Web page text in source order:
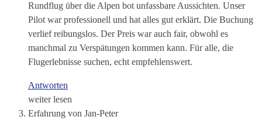
Rundflug über die Alpen bot unfassbare Aussichten. Unser
Pilot war professionell und hat alles gut erklärt. Die Buchung
verlief reibungslos. Der Preis war auch fair, obwohl es
manchmal zu Verspätungen kommen kann. Für alle, die
Flugerlebnisse suchen, echt empfehlenswert.
Antworten
weiter lesen
Erfahrung von Jan-Peter